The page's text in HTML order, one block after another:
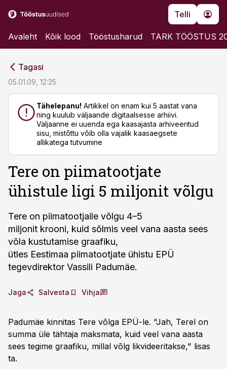
Telli
Avaleht Kõik lood Tööstusharud TARK TÖÖSTUS
Tagasi
05.01.09, 12:25
Tähelepanu! Artikkel on enam kui 5 aastat vana
ning kuulub väljaande digitaalsesse arhiivi.
Väljaanne ei uuenda ega kaasajasta arhiveeritud
sisu, mistõttu võib olla vajalik kaasaegsete
allikatega tutvumine
Tere on piimatootjate
ühistule ligi 5 miljonit võlgu
Tere on piimatootjaile võlgu 4–5
miljonit krooni, kuid sõlmis veel vana aasta sees
võla kustutamise graafiku,
ütles Eestimaa piimatootjate ühistu EPÜ
tegevdirektor Vassili Padumäe.
Jaga Salvesta Vihja
Padumäe kinnitas Tere võlga EPÜ-le. "Jah, Terel on
summa üle tähtaja maksmata, kuid veel vana aasta
sees tegime graafiku, millal võlg likvideeritakse," lisas
ta.